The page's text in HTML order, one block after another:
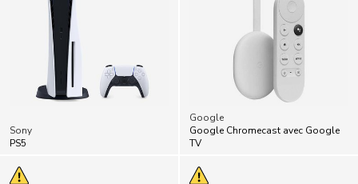
Sony
PS5
Google
Google Chromecast avec Google
TV